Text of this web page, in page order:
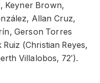
Keyner Brown,
Allan Cruz,
Gerson Torres
(Christian Reyes,
Villalobos, 72′).